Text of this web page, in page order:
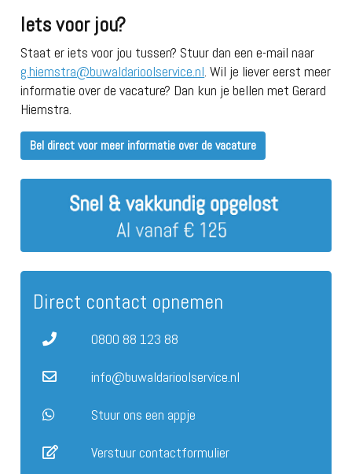
Iets voor jou?
Staat er iets voor jou tussen? Stuur dan een e-mail naar
g.hiemstra@buwaldarioolservice.nl. Wil je liever eerst meer
informatie over de vacature? Dan kun je bellen met Gerard
Hiemstra.
Bel direct voor meer informatie over de vacature
Direct contact opnemen
0800 88 123 88
info@buwaldarioolservice.nl
Stuur ons een appje
Verstuur contactformulier